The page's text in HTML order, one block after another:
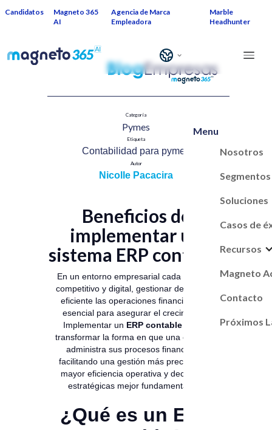
Candidatos
Magneto 365
AI
Agencia de Marca
Empleadora
Marble
Headhunter
Menu
Nosotros
Segmentos
Soluciones
Casos de
Recursos
Magneto
Contacto
Próximos
Categoría
Pymes​
Etiqueta
Contabilidad para pymes​
Autor
Nicolle Pacacira
Beneficios de
implementar un
sistema ERP contable
En un entorno empresarial cada vez más
competitivo y digital, gestionar de manera
eficiente las operaciones financieras es
esencial para asegurar el crecimiento.
Implementar un ERP contable
transformar la forma en que una empresa
administra sus procesos financieros,
facilitando una gestión más precisa, una
mayor eficiencia operativa y decisiones
estratégicas mejor fundamentadas.
¿Qué es un ERP